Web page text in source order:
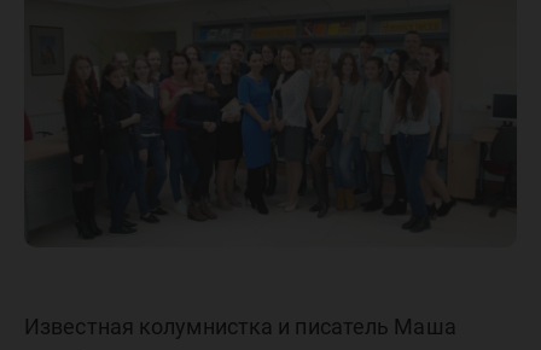
Известная колумнистка и писатель Маша